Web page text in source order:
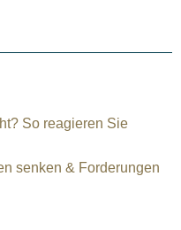
So reagieren Sie
senken & Forderungen